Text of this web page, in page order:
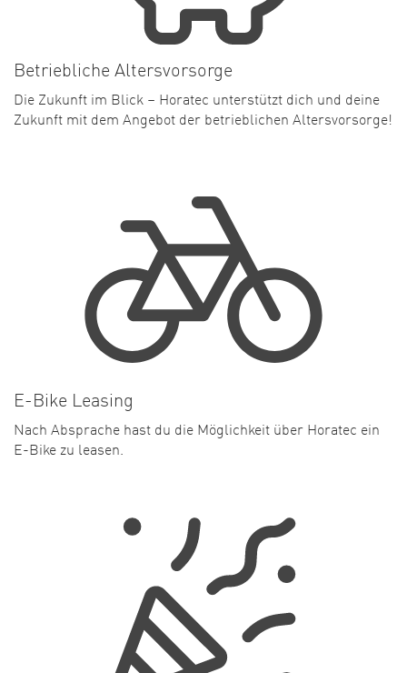
Betriebliche Altersvorsorge
Die Zukunft im Blick – Horatec unterstützt dich und deine
Zukunft mit dem Angebot der betrieblichen Altersvorsorge!
E-Bike Leasing
Nach Absprache hast du die Möglichkeit über Horatec ein
E-Bike zu leasen.